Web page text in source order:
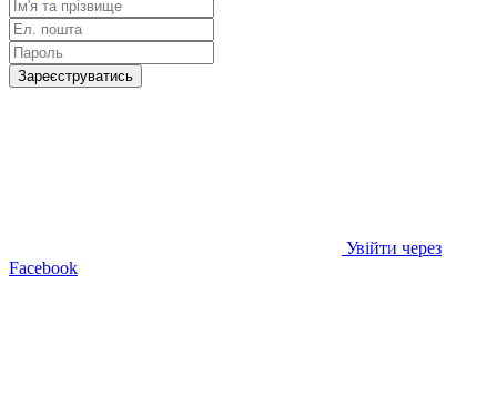
Зареєструватись
Увійти через
Facebook